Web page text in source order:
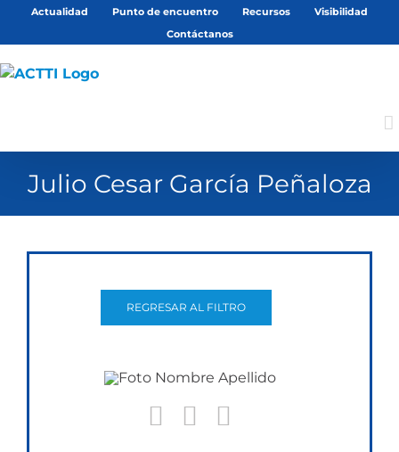
SaltarActualidad Punto de encuentro Recursos
Visibilidad
Contáctanos
Julio Cesar García Peñaloza
REGRESAR AL FILTRO